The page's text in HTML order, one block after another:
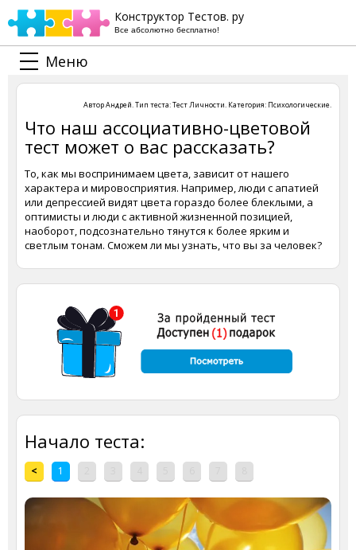
Конструктор Тестов. ру
Все абсолютно бесплатно!
Меню
АвторАндрей. Тип теста:Тест Личности. Категория: Психологические.
Что наш ассоциативно-цветовой
тест может о вас рассказать?
То, как мы воспринимаем цвета, зависит от нашего
характера и мировосприятия. Например, люди с апатией
или депрессией видят цвета гораздо более блеклыми, а
оптимисты и люди с активной жизненной позицией,
наоборот, подсознательно тянутся к более ярким и
светлым тонам. Сможем ли мы узнать, что вы за человек?
Начало теста:
< 1